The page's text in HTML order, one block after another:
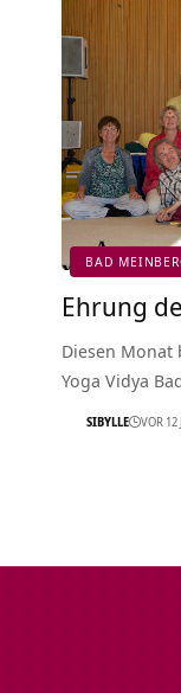
BAD
Ehrung
Diesen Monat
Yoga Vidya
SIBYLLE VOR 12